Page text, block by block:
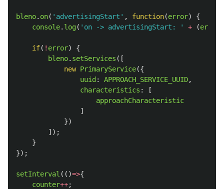
bleno. on( ' advertisingStart ' , function(error)
{
console. log( ' on -> advertisingStart: ' + (error
if( ! error)
{
bleno. setServices ([
new PrimaryService({
uuid : APPROACH_SERVICE_UUID,
characteristics :
[
approachCharacteristic
]
})
]);
}
});
setInterval (()=>{
counter++;